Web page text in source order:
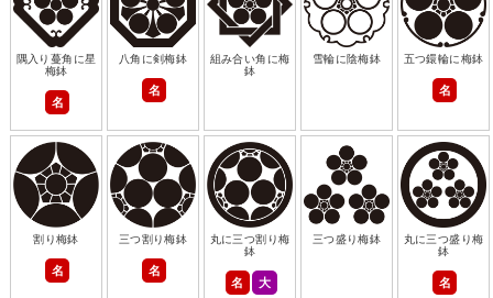
隅入り蔓角に星
梅鉢
名
八角に剣梅鉢
名
組み合い角に梅
鉢
雪輪に陰梅鉢 五つ鐶輪に梅鉢
名
割り梅鉢
名
三つ割り梅鉢
名
丸に三つ割り梅
鉢
名 大
三つ盛り梅鉢
丸に三つ盛り梅
鉢
名